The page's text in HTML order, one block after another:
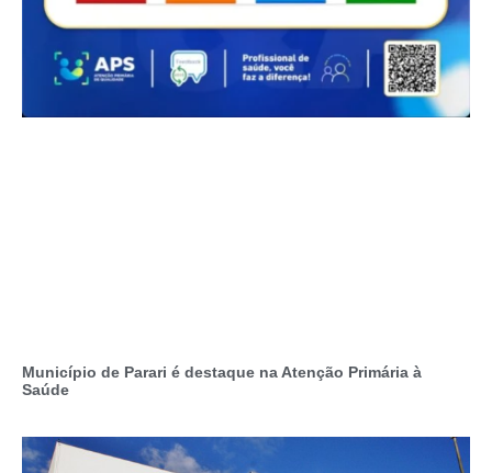
Município de Parari é destaque na Atenção Primária à
Saúde